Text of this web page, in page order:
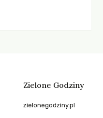
Zielone Godziny
zielonegodziny.pl